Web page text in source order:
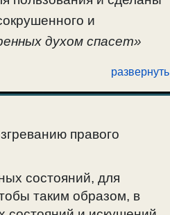
и
духом спасет»
развернуть
правого
состояний, для
таким образом, в